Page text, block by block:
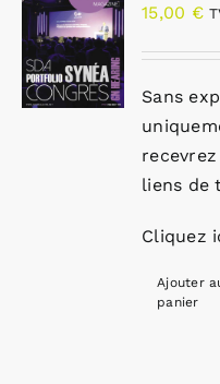
15,00 €
Sans
liens de
Cliquez
Ajouter
panier